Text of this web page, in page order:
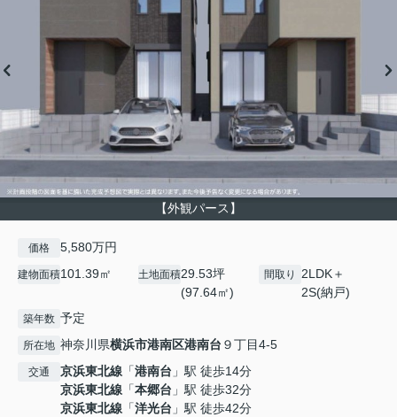
【外観パース】
価格 5,580万円
建物面積101.39㎡ 土地面積29.53坪
(97.64㎡)
間取り
2LDK＋
2S(納戸)
築年数 予定
所在地 神奈川県横浜市港南区港南台 ９丁目4-5
交通 京浜東北線 「港南台 」駅 徒歩14分
京浜東北線 「本郷台 」駅 徒歩32分
京浜東北線 「洋光台 」駅 徒歩42分